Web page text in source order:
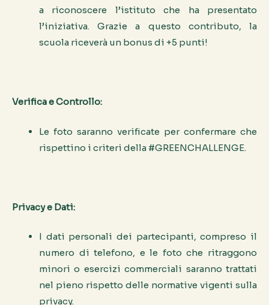
a riconoscere l’istituto che ha presentato
l’iniziativa. Grazie a questo contributo, la
scuola riceverà un bonus di +5 punti!
Verifica e Controllo:
Le foto saranno verificate per confermare che
rispettino i criteri della #GREENCHALLENGE.
Privacy e Dati:
I dati personali dei partecipanti, compreso il
numero di telefono, e le foto che ritraggono
minori o esercizi commerciali saranno trattati
nel pieno rispetto delle normative vigenti sulla
privacy.